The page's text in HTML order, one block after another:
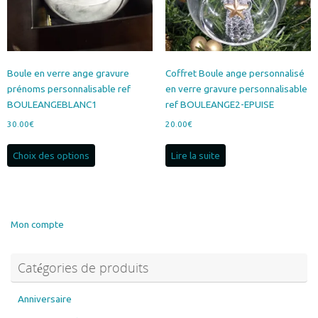
sur
la
page
du
produit
Boule en verre ange gravure
prénoms personnalisable ref
BOULEANGEBLANC1
30.00€
Choix des options
être
choisies
Coffret Boule ange personnalisé
en verre gravure personnalisable
ref BOULEANGE2-EPUISE
20.00€
Lire la suite
Mon compte
Catégories de produits
Anniversaire